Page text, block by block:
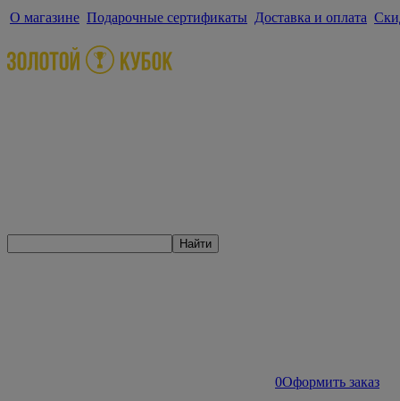
О магазине Подарочные сертификаты Доставка и оплата
Найти
0Оформить заказ